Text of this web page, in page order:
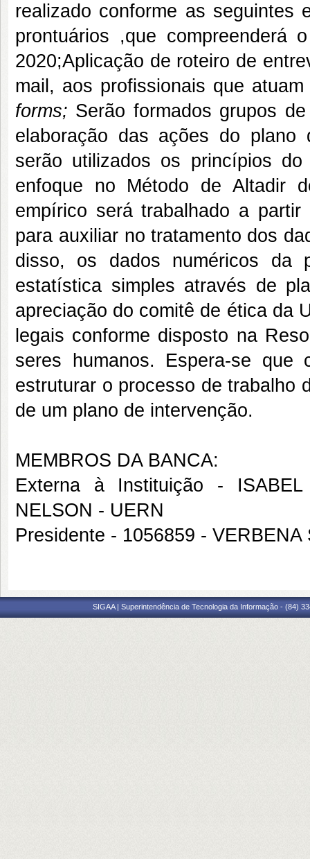
realizado conforme as seguintes
prontuários ,que
2020;Aplicação de roteiro de
mail, aos profissionais que
forms; Serão formados grupos
elaboração das ações do
serão utilizados os princípios
enfoque no Método de Altadir
empírico será trabalhado a
para auxiliar no tratamento dos
disso, os dados numéricos da
estatística simples através de
apreciação do comitê de ética da
legais conforme disposto na
seres humanos. Espera-se que
estruturar o processo de trabalho
de um plano de intervenção.
MEMBROS DA BANCA:
Externa à Instituição -
NELSON - UERN
Presidente - 1056859 -
SIGAA | Superintendência de Tecnologia da Informação - (84)